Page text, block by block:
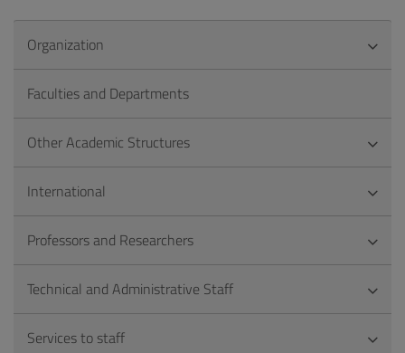
Organization
Faculties and Departments
Other Academic Structures
International
Professors and Researchers
Technical and Administrative Staff
Services to staff